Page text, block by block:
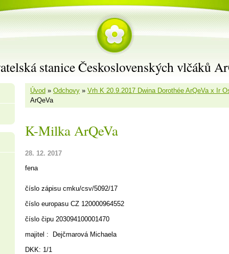
stanice Československých vlčáků
Úvod » Odchovy » Vrh K 20.9.2017 Dwina Dorothée ArQeVa x Ir
ArQeVa
K-Milka ArQeVa
28. 12. 2017
fena
číslo zápisu cmku/csv/5092/17
číslo europasu CZ 120000964552
číslo čipu 203094100001470
majitel : Dejčmarová Michaela
DKK: 1/1